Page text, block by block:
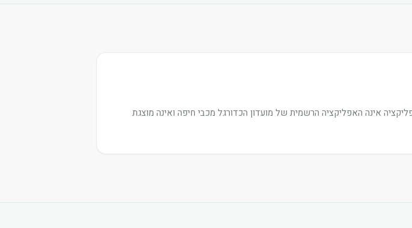
אינה האפליקציה הרשמית של מועדון הכדורגל מכבי חיפה ואינה מוצגת